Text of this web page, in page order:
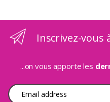
Inscrivez-vous
...on vous apporte les
Adresse e-mail